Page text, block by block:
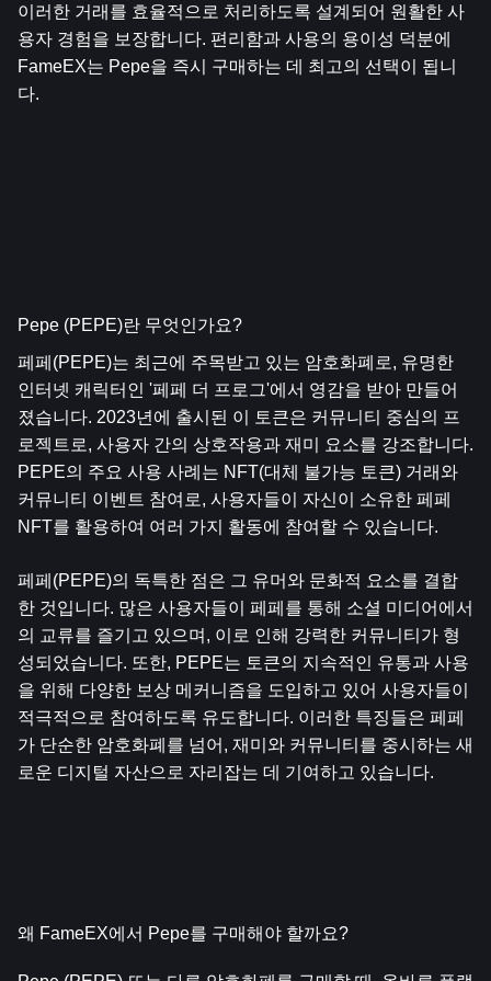
이러한 거래를 효율적으로 처리하도록 설계되어 원활한 사
용자 경험을 보장합니다. 편리함과 사용의 용이성 덕분에
FameEX는 Pepe을 즉시 구매하는 데 최고의 선택이 됩니
다.
Pepe (PEPE)란 무엇인가요?
페페(PEPE)는 최근에 주목받고 있는 암호화폐로, 유명한
인터넷 캐릭터인 '페페 더 프로그'에서 영감을 받아 만들어
졌습니다. 2023년에 출시된 이 토큰은 커뮤니티 중심의 프
로젝트로, 사용자 간의 상호작용과 재미 요소를 강조합니다.
PEPE의 주요 사용 사례는 NFT(대체 불가능 토큰) 거래와
커뮤니티 이벤트 참여로, 사용자들이 자신이 소유한 페페
NFT를 활용하여 여러 가지 활동에 참여할 수 있습니다.
페페(PEPE)의 독특한 점은 그 유머와 문화적 요소를 결합
한 것입니다. 많은 사용자들이 페페를 통해 소셜 미디어에서
의 교류를 즐기고 있으며, 이로 인해 강력한 커뮤니티가 형
성되었습니다. 또한, PEPE는 토큰의 지속적인 유통과 사용
을 위해 다양한 보상 메커니즘을 도입하고 있어 사용자들이
적극적으로 참여하도록 유도합니다. 이러한 특징들은 페페
가 단순한 암호화폐를 넘어, 재미와 커뮤니티를 중시하는 새
로운 디지털 자산으로 자리잡는 데 기여하고 있습니다.
왜 FameEX에서 Pepe를 구매해야 할까요?